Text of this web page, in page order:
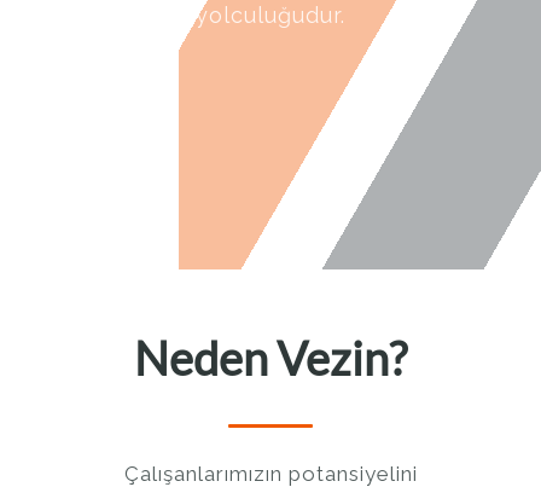
yön verme yolculuğudur.
Neden Vezin?
Çalışanlarımızın potansiyelini